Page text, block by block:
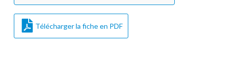
Télécharger la fiche en PDF